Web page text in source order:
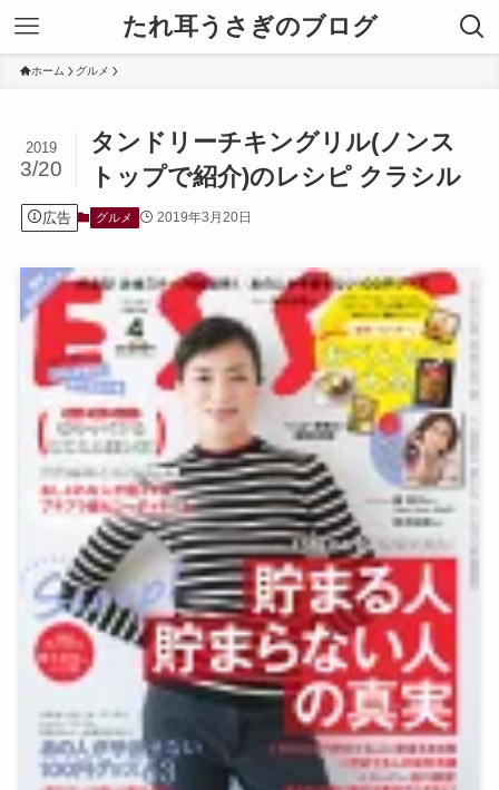
たれ耳うさぎのブログ
ホーム グルメ
タンドリーチキングリル(ノンス
トップで紹介)のレシピ クラシル
2019
3/20
広告 グルメ 2019年3月20日